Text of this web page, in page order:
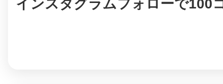
インスタグラムフォローで100